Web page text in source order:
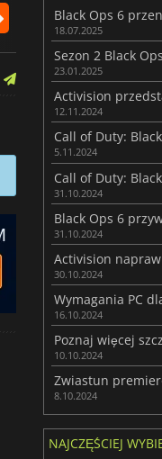
18.07.2025
23.01.2025
12.11.2024
5.11.2024
31.10.2024
Black Ops 6
31.10.2024
30.10.2024
16.10.2024
10.10.2024
8.10.2024
NAJCZĘŚCIEJ